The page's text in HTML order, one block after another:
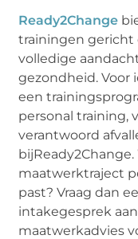
Ready2Change
trainingen gericht
volledige
gezondheid. Voor
een
personal training,
verantwoord
maatwerktraject
past? Vraag dan
intakegesprek
maatwerkadvies